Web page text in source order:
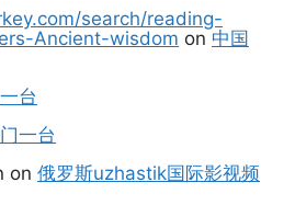
search/reading-
Ancient-wisdom on 中国
台
一台
on 俄罗斯uzhastik国际影视频